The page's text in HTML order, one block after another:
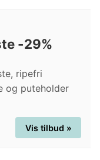
-29%
ripefri
og puteholder
Vis tilbud »